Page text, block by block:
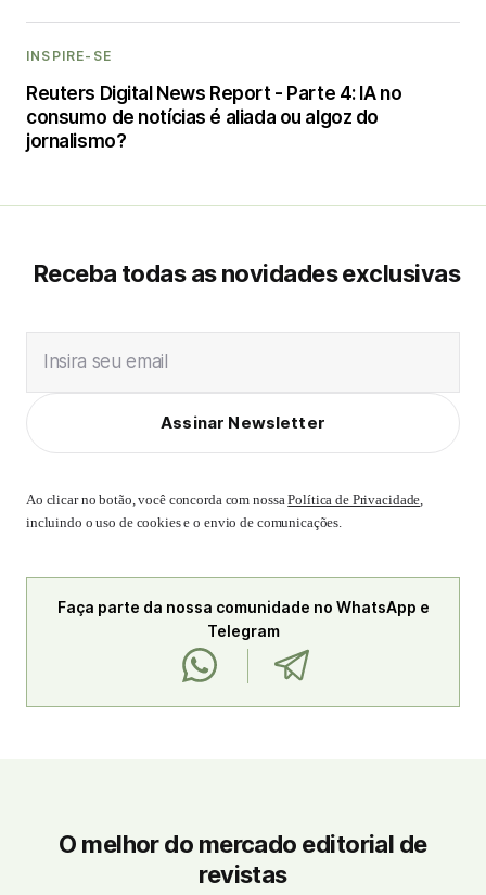
INSPIRE-SE
Reuters Digital News Report - Parte 4: IA no
consumo de notícias é aliada ou algoz do
jornalismo?
Receba todas as novidades exclusivas
Insira seu email
Assinar Newsletter
Ao clicar no botão, você concorda com nossaPolítica de Privacidade,
incluindo o uso de cookies e o envio de comunicações.
Faça parte da nossa comunidade no WhatsApp e
Telegram
O melhor do mercado editorial de
revistas